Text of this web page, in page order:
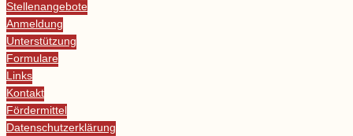
Stellenangebote
Anmeldung
Unterstützung
Formulare
Links
Kontakt
Fördermittel
Datenschutzerklärung